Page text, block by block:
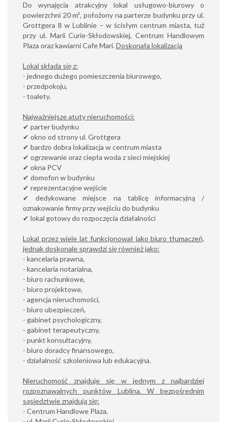
Do wynajęcia atrakcyjny lokal usługowo-biurowy o
powierzchni 20 m², położony na parterze budynku przy ul.
Grottgera 8 w Lublinie – w ścisłym centrum miasta, tuż
przy ul. Marii Curie-Skłodowskiej, Centrum Handlowym
Plaza oraz kawiarni Cafe Mari. Doskonała lokalizacja
Lokal składa się z:
- jednego dużego pomieszczenia biurowego,
- przedpokoju,
- toalety.
Najważniejsze atuty nieruchomości:
✔ parter budynku
✔ okno od strony ul. Grottgera
✔ bardzo dobra lokalizacja w centrum miasta
✔ ogrzewanie oraz ciepła woda z sieci miejskiej
✔ okna PCV
✔ domofon w budynku
✔ reprezentacyjne wejście
✔ dedykowane miejsce na tablicę informacyjną /
oznakowanie firmy przy wejściu do budynku
✔ lokal gotowy do rozpoczęcia działalności
Lokal przez wiele lat funkcjonował jako biuro tłumaczeń,
jednak doskonale sprawdzi się również jako:
- kancelaria prawna,
- kancelaria notarialna,
- biuro rachunkowe,
- biuro projektowe,
- agencja nieruchomości,
- biuro ubezpieczeń,
- gabinet psychologiczny,
- gabinet terapeutyczny,
- punkt konsultacyjny,
- biuro doradcy finansowego,
- działalność szkoleniowa lub edukacyjna.
Nieruchomość znajduje się w jednym z najbardziej
rozpoznawalnych punktów Lublina. W bezpośrednim
sąsiedztwie znajdują się:
- Centrum Handlowe Plaza,